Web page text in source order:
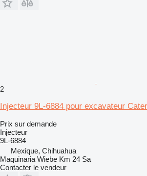
2
Injecteur 9L-6884 pour excavateur
Prix sur demande
Injecteur
9L-6884
Mexique, Chihuahua
Maquinaria Wiebe Km 24 Sa
Contacter le vendeur